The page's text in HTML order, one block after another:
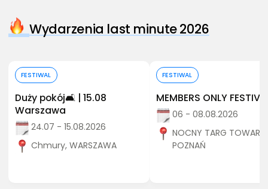
Wydarzenia last minute 2026
FESTIWAL
Duży pokój🛋️ | 15.08
Warszawa
24.07 - 15.08.2026
Chmury, WARSZAWA
FESTIWAL
MEMBERS ONLY
06 - 08.08.2026
NOCNY TARG
POZNAŃ